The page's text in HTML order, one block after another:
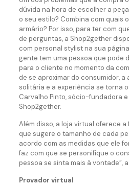
dúvida na hora de escolher a
o seu estilo? Combina com quais
armário? Por isso, para ter com
de perguntas, a Shop2gether
com personal stylist na sua
gente tem uma pessoa que pode
para o cliente no momento da
de se aproximar do consumidor, a
solitária e a experiência se torna
Carvalho Pinto, sócio-fundadora
Shop2gether.
Além disso, a loja virtual oferece a
que sugere o tamanho de cada
acordo com as medidas que ele
faz com que se personifique o
pessoa se sinta mais à vontade”,
Provador virtual